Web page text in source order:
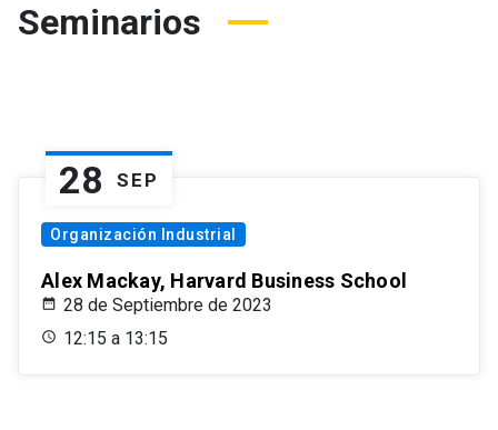
Seminarios
28 SEP
Organización Industrial
Alex Mackay, Harvard Business School
28 de Septiembre de 2023
12:15 a 13:15